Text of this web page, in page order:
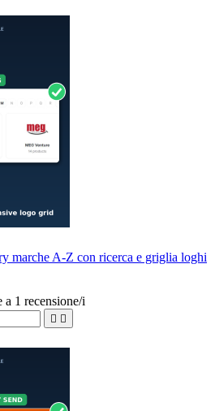
marche A-Z con ricerca e griglia loghi
a 1 recensione/i
 